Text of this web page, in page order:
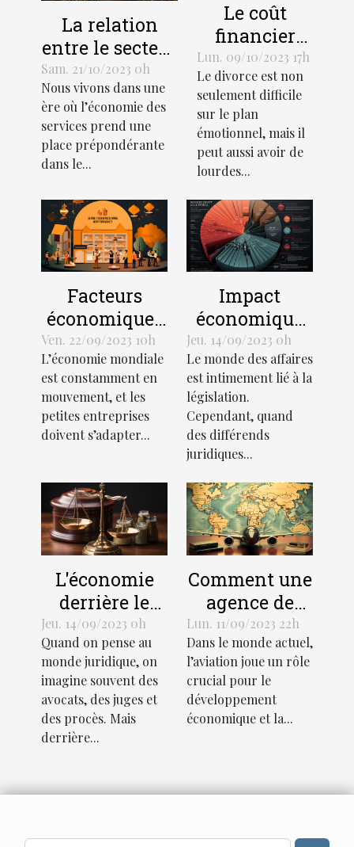
La relation
entre le secteur
des services et
le
développement
économique
Sam. 21/10/2023 0h
Nous vivons dans une
ère où l’économie des
services prend une
place prépondérante
dans le...
Le coût
financier
d'un divorce:
Comment
gérer votre
budget
Lun. 09/10/2023 17h
Le divorce est non
seulement difficile
sur le plan
émotionnel, mais il
peut aussi avoir de
lourdes...
Facteurs
économiques
influant sur la
croissance
des petites
entreprises
Ven. 22/09/2023 10h
L’économie mondiale
est constamment en
mouvement, et les
petites entreprises
doivent s’adapter...
Impact
économique
des litiges
juridiques
Jeu. 14/09/2023 0h
Le monde des affaires
est intimement lié à la
législation.
Cependant, quand
des différends
juridiques...
L'économie
derrière le
support
juridique :
coûts et
avantages
Jeu. 14/09/2023 0h
Quand on pense au
monde juridique, on
imagine souvent des
avocats, des juges et
des procès. Mais
derrière...
Comment une
agence de
traduction
aéronautique
peut stimuler
l'économie
mondiale
Lun. 11/09/2023 22h
Dans le monde actuel,
l’aviation joue un rôle
crucial pour le
développement
économique et la...